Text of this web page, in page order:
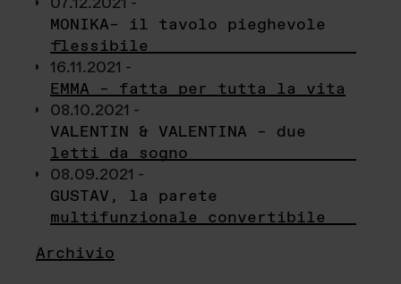
MONIKA– il tavolo pieghevole
flessibile
16.11.2021 -
EMMA – fatta per tutta la vita
08.10.2021 -
VALENTIN & VALENTINA – due
letti da sogno
08.09.2021 -
GUSTAV, la parete
multifunzionale convertibile
Archivio